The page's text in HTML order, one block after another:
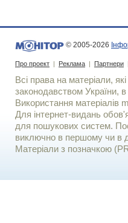
© 2005-2026
Про проект | Реклама | Партнери
Всі права на матеріали,
законодавством України,
Використання матерiалiв
Для iнтернет-видань
для пошукових систем.
виключно в першому чи в
Матеріали з позначкою